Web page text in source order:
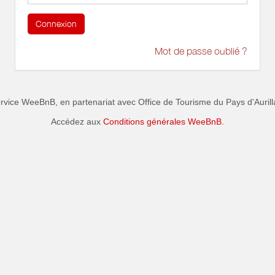
Connexion
Mot de passe oublié ?
WeeBnB, en partenariat avec Office de Tourisme du Pays
Accédez aux Conditions générales WeeBnB.